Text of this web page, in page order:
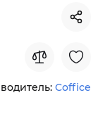
Coffice